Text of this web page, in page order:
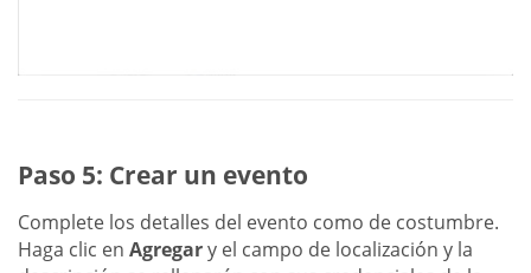
Paso 5: Crear un evento
Complete los detalles del evento como de costumbre.
Haga clic en Agregary el campo de localización y la